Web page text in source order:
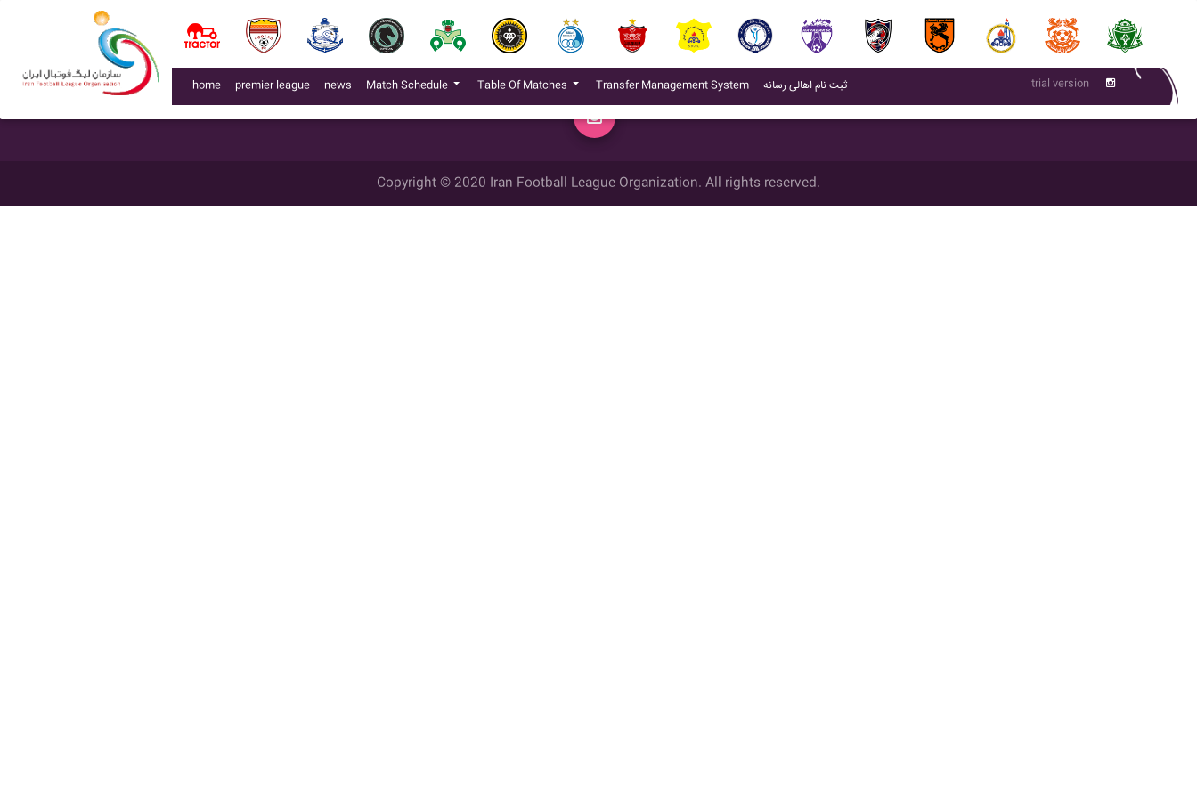
home premier league news(current)
Match Schedule Table Of Matches Transfer Management System(current)
ثبت نام اهالی رسانه(current) trial version
گل زده گل زدهتاریخ زمان
محل برگزاری
رضوانی اصفهان0 ون پارس نقش جهان 1399/12/0814:45
Copyright © 2020 Iran Football League Organization. All rights reserved.